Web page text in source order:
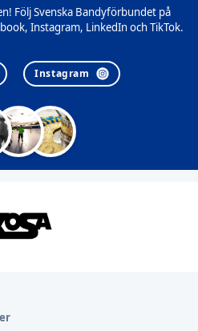
Följ Svenska Bandyförbundet på
Instagram, LinkedIn och TikTok.
Instagram